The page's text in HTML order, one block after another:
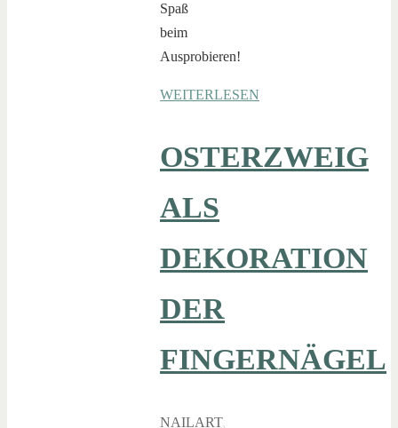
Spaß
beim
Ausprobieren!
WEITERLESEN
OSTERZWEIG
ALS
DEKORATION
DER
FINGERNÄGEL
NAILART,